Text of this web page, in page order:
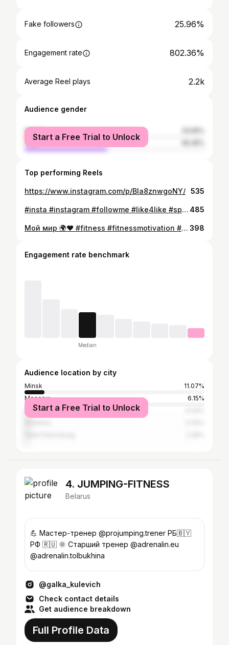
Fake followers 25.96%
Engagement rate 802.36%
Average Reel plays 2.2k
Audience gender
female
male
Start a Free Trial to Unlock
Top performing Reels
https://www.instagram.com/p/Bla8znwgoNY/ 535
#insta #instagram #followme #like4like #sport #gym #Minsk #work #fitnessmotivation #fitness #belarus #gym #training #body #healthyfood #кач #похудение #правильноепитание #диеталюбимая #сброситьвес #фигура #workoutfit #bodybuilding 485
Мой мир 🌍❤️ #fitness #fitnessmotivation #fitnestrainer #фитнесмотивация #фитнестренер #фитнесонлайн #онлайнтренер #онлайнтренировки #фитнестренировки #фитнес #спорт #спортвжизни #sport #motivation #мотивация #спорзал💪💪💪 #зал #gym #onlinetrainer #onlintraining #fitnessonline 398
Engagement rate benchmark
Median
Audience location by city
Minsk
11.07%
Moscow
6.15%
KyivStart a Free Trial to Unlock
4. JUMPING-FITNESS
Belarus
💪 Мастер-тренер @projumping.trener РБ🇧🇾
РФ 🇷🇺 🌞 Старший тренер @adrenalin.eu
@adrenalin.tolbukhina
@galka_kulevich
Check contact details
Get audience breakdown
Full Profile Data